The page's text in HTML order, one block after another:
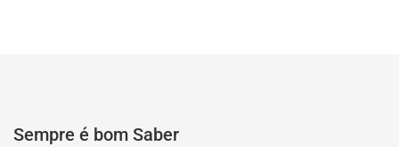
Sempre é bom Saber